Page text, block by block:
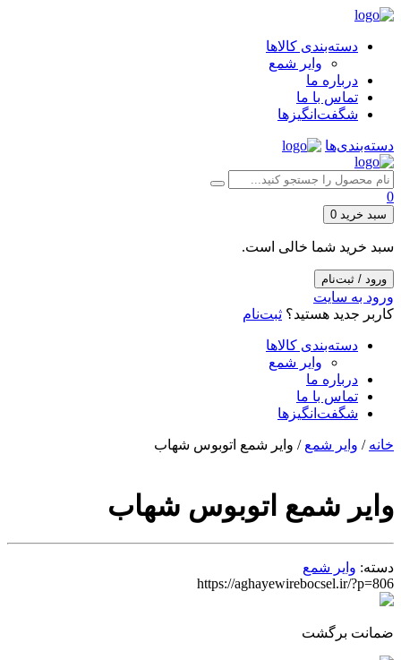
دسته‌بندی کالاها
وایر شمع
درباره ما
تماس با ما
شگفت‌انگیزها
دسته‌بندی‌ها
0
سبد خرید 0
سبد خرید شما خالی است.
ورود / ثبت‌نام
ورود به سایت
کاربر جدید هستید؟ ثبت‌نام
دسته‌بندی کالاها
وایر شمع
درباره ما
تماس با ما
شگفت‌انگیزها
خانه / وایر شمع / وایر شمع اتوبوس شهاب
وایر شمع اتوبوس شهاب
دسته: وایر شمع
https://aghayewirebocsel.ir/?p=806
ضمانت برگشت